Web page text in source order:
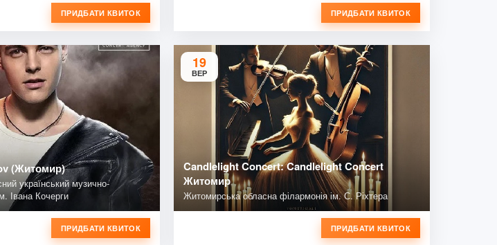
ПРИДБАТИ КВИТОК ПРИДБАТИ КВИТОК
(Житомир)
український музично-
Івана Кочерги
ПРИДБАТИ КВИТОК
19
ВЕР
Candlelight Concert: Candlelight Concert
Житомир
Житомирська обласна філармонія ім. С. Ріхтера
ПРИДБАТИ КВИТОК